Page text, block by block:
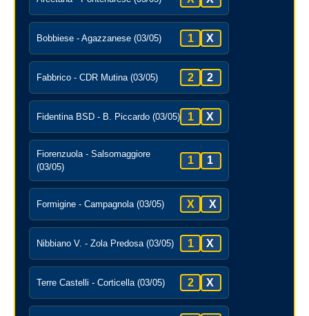
Bobbiese - Agazzanese (03/05) 1 X
Fabbrico - CDR Mutina (03/05) 2 2
Fidentina BSD - B. Piccardo (03/05) 1 X
Fiorenzuola - Salsomaggiore
(03/05)
1 1
Formigine - Campagnola (03/05) X X
Nibbiano V. - Zola Predosa (03/05) 1 X
Terre Castelli - Corticella (03/05) 2 X